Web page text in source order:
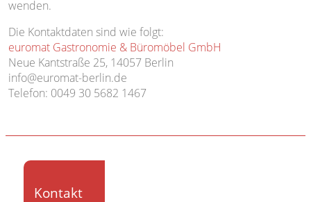
wenden.
Die Kontaktdaten sind wie folgt:
euromat Gastronomie & Büromöbel GmbH
Neue Kantstraße 25, 14057 Berlin
info@euromat-berlin.de
Telefon: 0049 30 5682 1467
Kontakt